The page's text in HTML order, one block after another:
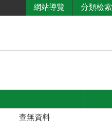
網站導覽 分類檢索
查無資料